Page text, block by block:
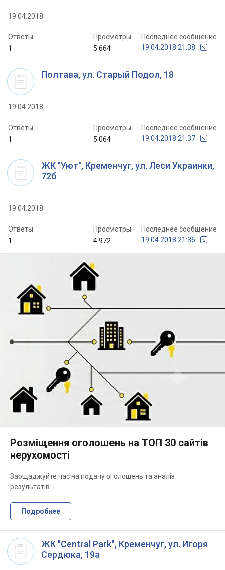
19.04.2018
Ответы
1
Просмотры
5 664
Последнее сообщение
19.04.2018 21:38
Полтава, ул. Старый Подол, 18
19.04.2018
Ответы
1
Просмотры
5 064
Последнее сообщение
19.04.2018 21:37
ЖК "Уют", Кременчуг, ул. Леси Украинки,
72б
19.04.2018
Ответы
1
Просмотры
4 972
Последнее сообщение
19.04.2018 21:36
ЖК "Central Park", Кременчуг, ул. Игоря
Сердюка, 19а
Розміщення оголошень на ТОП 30 сайтів
нерухомості
Заощаджуйте час на подачу оголошень та аналіз
результатів
Подробнее